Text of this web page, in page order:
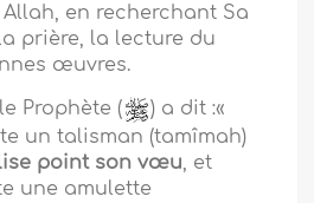
en recherchant Sa
prière, la lecture du
œuvres.
Prophète ( ) a dit :«
un talisman (tamîmah)
point son vœu, et
une amulette